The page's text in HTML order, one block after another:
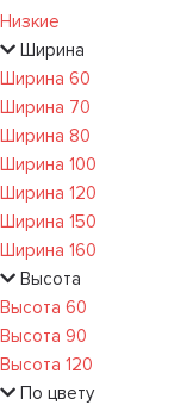
Низкие
Ширина
Ширина 60
Ширина 70
Ширина 80
Ширина 100
Ширина 120
Ширина 150
Ширина 160
Высота
Высота 60
Высота 90
Высота 120
По цвету